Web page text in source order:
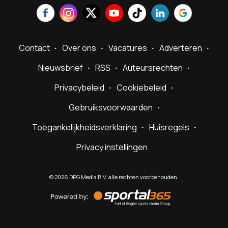
Contact Over ons Vacatures
Adverteren
Nieuwsbrief
RSS
Auteursrechten
Privacybeleid
Cookiebeleid
Gebruiksvoorwaarden
Toegankelijkheidsverklaring
Huisregels
Privacy instellingen
©2026 DPG Media B.V. alle rechten voorbehouden.
by
Sportal365